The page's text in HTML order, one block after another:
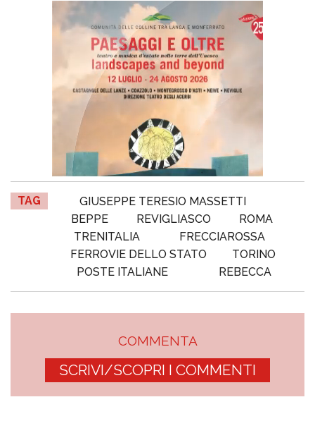
TAG
GIUSEPPE TERESIO MASSETTI
BEPPE
REVIGLIASCO
ROMA
TRENITALIA
FRECCIAROSSA
FERROVIE DELLO STATO
TORINO
POSTE ITALIANE
REBECCA
COMMENTA
SCRIVI/SCOPRI I COMMENTI